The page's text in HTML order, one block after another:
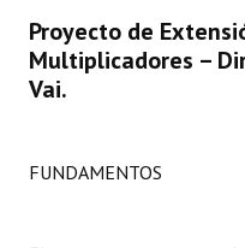
Comunicaciones
Declaraciones
Resoluciones de Presidencia
Proyecto de
Multiplicadores –
Vai.
FUNDAMENTOS